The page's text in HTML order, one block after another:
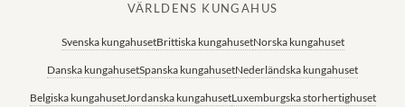
VÄRLDENS KUNGAHUS
Svenska kungahusetBrittiska kungahusetNorska kungahuset
Danska kungahusetSpanska kungahusetNederländska kungahuset
Belgiska kungahusetJordanska kungahusetLuxemburgska storhertighuset